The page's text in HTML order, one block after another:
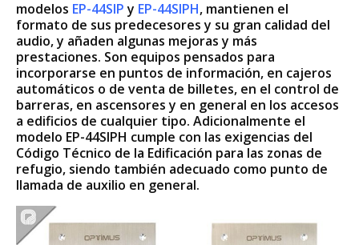
modelos EP-44SIPy EP-44SIPH, mantienen el
formato de sus predecesores y su gran calidad del
audio, y añaden algunas mejoras y más
prestaciones. Son equipos pensados para
incorporarse en puntos de información, en cajeros
automáticos o de venta de billetes, en el control de
barreras, en ascensores y en general en los accesos
a edificios de cualquier tipo. Adicionalmente el
modelo EP-44SIPH cumple con las exigencias del
Código Técnico de la Edificación para las zonas de
refugio, siendo también adecuado como punto de
llamada de auxilio en general.